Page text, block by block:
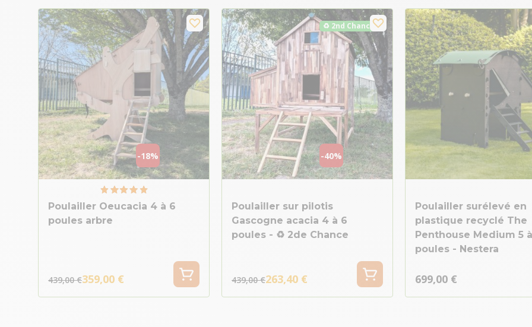
-18%
Poulailler Oeucacia 4 à 6
poules arbre
439,00 €359,00 €
-40%
♻ 2nd Chance
Poulailler sur pilotis
Gascogne acacia 4 à 6
poules - ♻ 2de Chance
439,00 €263,40 €
Poulailler surélevé en
plastique recyclé The
Penthouse Medium 5
poules - Nestera
699,00 €